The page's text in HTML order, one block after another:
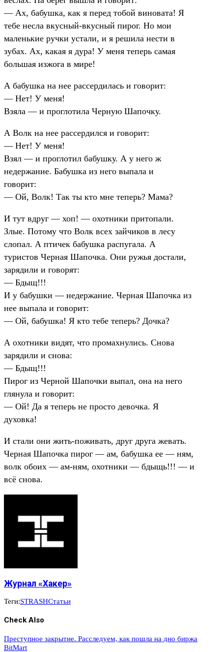
— Ах, бабушка, как я перед тобой виновата! Я
тебе несла вкусный-вкусный пирог. Но мои
маленькие ручки устали, и я решила нести в
зубах. Ах, какая я дура! У меня теперь самая
большая изжога в мире!
А бабушка на нее рассердилась и говорит:
— Нет! У меня!
Взяла — и проглотила Черную Шапочку.
А Волк на нее рассердился и говорит:
— Нет! У меня!
Взял — и проглотил бабушку. А у него ж
недержание. Бабушка из него выпала и
говорит:
— Ой, Волк! Так ты кто мне теперь? Мама?
И тут вдруг — хоп! — охотники притопали.
Злые. Потому что Волк всех зайчиков в лесу
слопал. А птичек бабушка распугала. А
туристов Черная Шапочка. Они ружья достали,
зарядили и говорят:
— Бдыщ!!!
И у бабушки — недержание. Черная Шапочка из
нее выпала и говорит:
— Ой, бабушка! Я кто тебе теперь? Дочка?
А охотники видят, что промахнулись. Снова
зарядили и снова:
— Бдыщ!!!
Пирог из Черной Шапочки выпал, она на него
глянула и говорит:
— Ой! Да я теперь не просто девочка. Я
духовка!
И стали они жить-поживать, друг друга жевать.
Черная Шапочка пирог — ам, бабушка ее — ням,
волк обоих — ам-ням, охотники — бдыщь!!! — и
всё снова.
Журнал «Хакер»
Теги:STRASHСтатьи
Check Also
Преступное закрытие. Расследуем, как пошла на дно биржа
BitMart